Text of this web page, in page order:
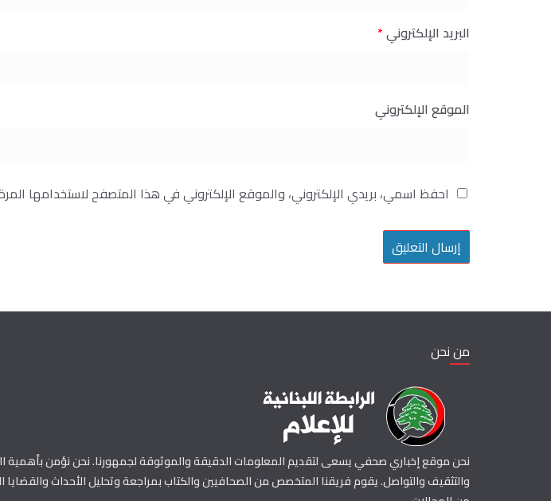
البريد الإلكتروني*
الموقع الإلكتروني
احفظ اسمي، بريدي الإلكتروني، والموقع الإلكتروني في هذا المتصفح لاستخدامها
من نحن
نحن موقع إخباري صحفي يسعى لتقديم المعلومات الدقيقة والموثوقة لجمهورنا. نحن نؤمن
والتثقيف والتواصل. يقوم فريقنا المتخصص من الصحافيين والكتاب بمراجعة وتحليل الأحداث